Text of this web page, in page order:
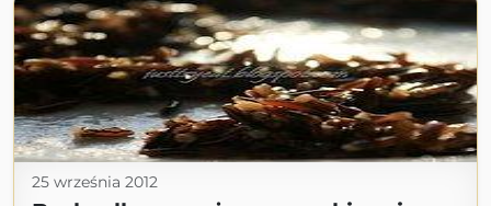
25 września 2012